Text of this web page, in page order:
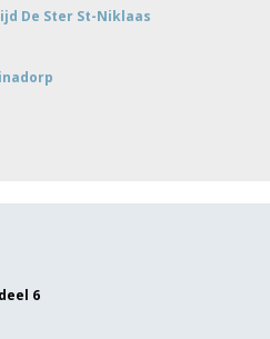
De Ster St-Niklaas
6